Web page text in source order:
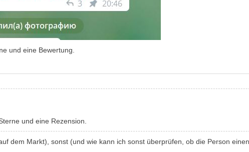
und eine Bewertung.
und eine Rezension.
dem Markt), sonst (und wie kann ich sonst überprüfen, ob die Person